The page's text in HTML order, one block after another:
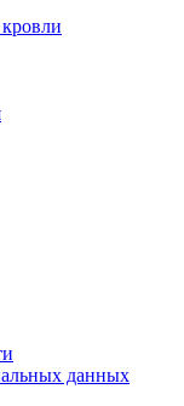
данных